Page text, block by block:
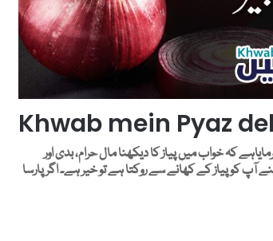
Khwab mein Pyaz
کہ خواب میں پیاز کا دیکھنا مال حرام، بدی اور
آپ کو پیاز کے کھانے سے روکتا ہے تو خیر ہے۔ اگر پارسا